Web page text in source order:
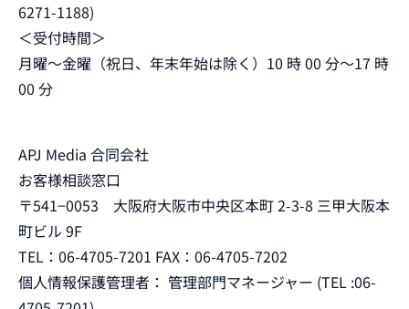
6271-1188)
＜受付時間＞
月曜～金曜（祝日、年末年始は除く）10 時 00 分～17 時
00 分
APJ Media 合同会社
お客様相談窓口
〒541−0053 大阪府大阪市中央区本町 2-3-8 三甲大阪本
町ビル 9F
TEL：06-4705-7201 FAX：06-4705-7202
個人情報保護管理者： 管理部門マネージャー (TEL :06-